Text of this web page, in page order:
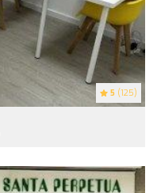
5 (125)